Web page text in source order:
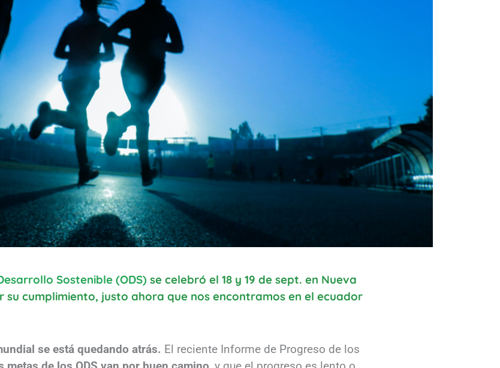
Sostenible (ODS) se celebró el 18 y 19 de sept. en Nueva
cumplimiento, justo ahora que nos encontramos en el ecuador
se está quedando atrás. El reciente Informe de Progreso de los